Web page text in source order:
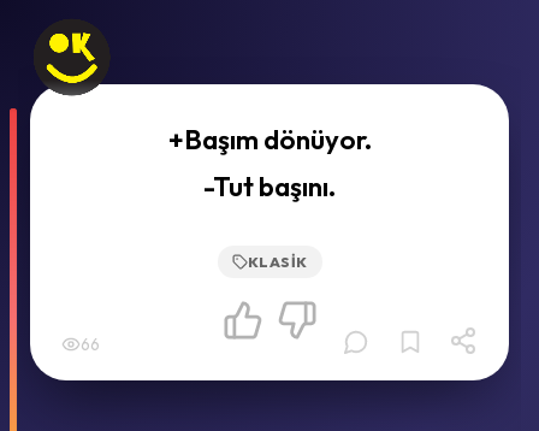
+Başım dönüyor.
-Tut başını.
KLASIK
66